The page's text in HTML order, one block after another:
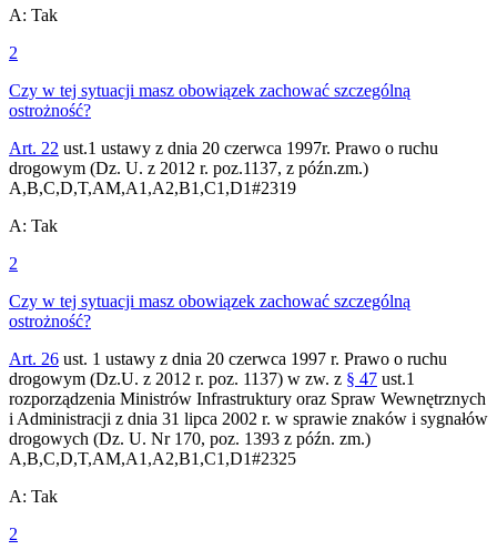
A: Tak
2
Czy w tej sytuacji masz obowiązek zachować szczególną
ostrożność?
Art. 22 ust.1 ustawy z dnia 20 czerwca 1997r. Prawo o ruchu
drogowym (Dz. U. z 2012 r. poz.1137, z późn.zm.)
A,B,C,D,T,AM,A1,A2,B1,C1,D1#2319
A: Tak
2
Czy w tej sytuacji masz obowiązek zachować szczególną
ostrożność?
Art. 26 ust. 1 ustawy z dnia 20 czerwca 1997 r. Prawo o ruchu
drogowym (Dz.U. z 2012 r. poz. 1137) w zw. z § 47 ust.1
rozporządzenia Ministrów Infrastruktury oraz Spraw Wewnętrznych
i Administracji z dnia 31 lipca 2002 r. w sprawie znaków i sygnałów
drogowych (Dz. U. Nr 170, poz. 1393 z późn. zm.)
A,B,C,D,T,AM,A1,A2,B1,C1,D1#2325
A: Tak
2